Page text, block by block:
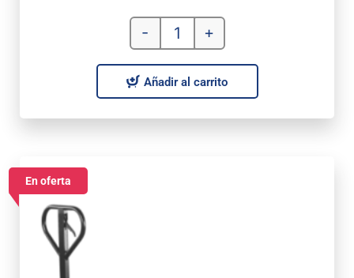
- +
Añadir al carrito
En oferta